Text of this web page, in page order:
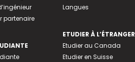
partenaire
Langues
ETUDIER À L’ÉTRANGER
Etudier au Canada
Etudier en Suisse